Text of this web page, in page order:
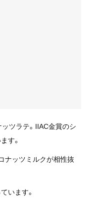
ツラテ。IIAC金賞のシ
す。
ナッツミルクが相性抜
います。